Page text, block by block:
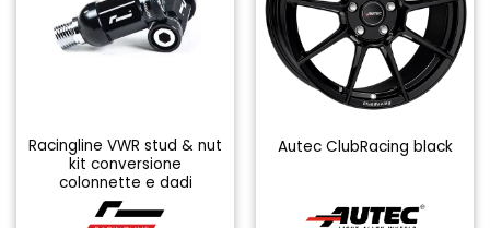
Racingline VWR stud & nut
kit conversione
colonnette e dadi
Autec ClubRacing black